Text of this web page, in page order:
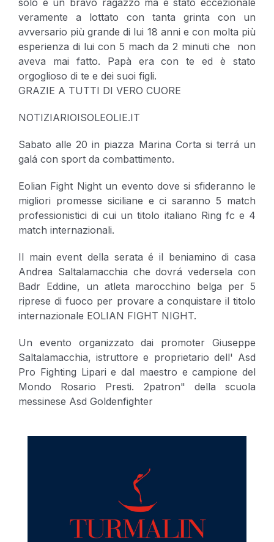
solo è un bravo ragazzo ma è stato eccezionale
veramente a lottato con tanta grinta con un
avversario più grande di lui 18 anni e con molta più
esperienza di lui con 5 mach da 2 minuti che non
aveva mai fatto. Papà era con te ed è stato
orgoglioso di te e dei suoi figli.
GRAZIE A TUTTI DI VERO CUORE
NOTIZIARIOISOLEOLIE.IT
Sabato alle 20 in piazza Marina Corta si terrá un
galá con sport da combattimento.
Eolian Fight Night un evento dove si sfideranno le
migliori promesse siciliane e ci saranno 5 match
professionistici di cui un titolo italiano Ring fc e 4
match internazionali.
Il main event della serata é il beniamino di casa
Andrea Saltalamacchia che dovrá vedersela con
Badr Eddine, un atleta marocchino belga per 5
riprese di fuoco per provare a conquistare il titolo
internazionale EOLIAN FIGHT NIGHT.
Un evento organizzato dai promoter Giuseppe
Saltalamacchia, istruttore e proprietario dell' Asd
Pro Fighting Lipari e dal maestro e campione del
Mondo Rosario Presti. 2patron" della scuola
messinese Asd Goldenfighter